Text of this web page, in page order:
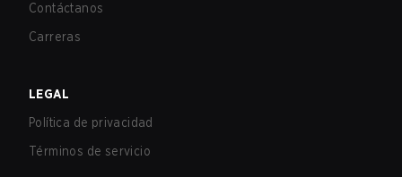
Contáctanos
Carreras
LEGAL
Política de privacidad
Términos de servicio